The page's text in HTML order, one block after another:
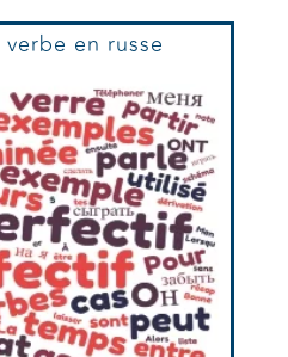
en russe